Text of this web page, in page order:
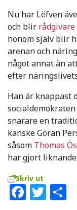
Nu har Löfven
och blir rådgivare
honom själv blir
arenan och
något annat än
efter
Han är knappast
snarare en
kanske Göran
såsom Thomas
har gjort liknande
Skriv ut